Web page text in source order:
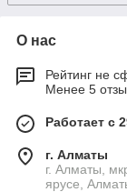
О нас
Рейтинг не
Менее 5
Работает с
г. Алматы
г. Алматы,
ярусе,